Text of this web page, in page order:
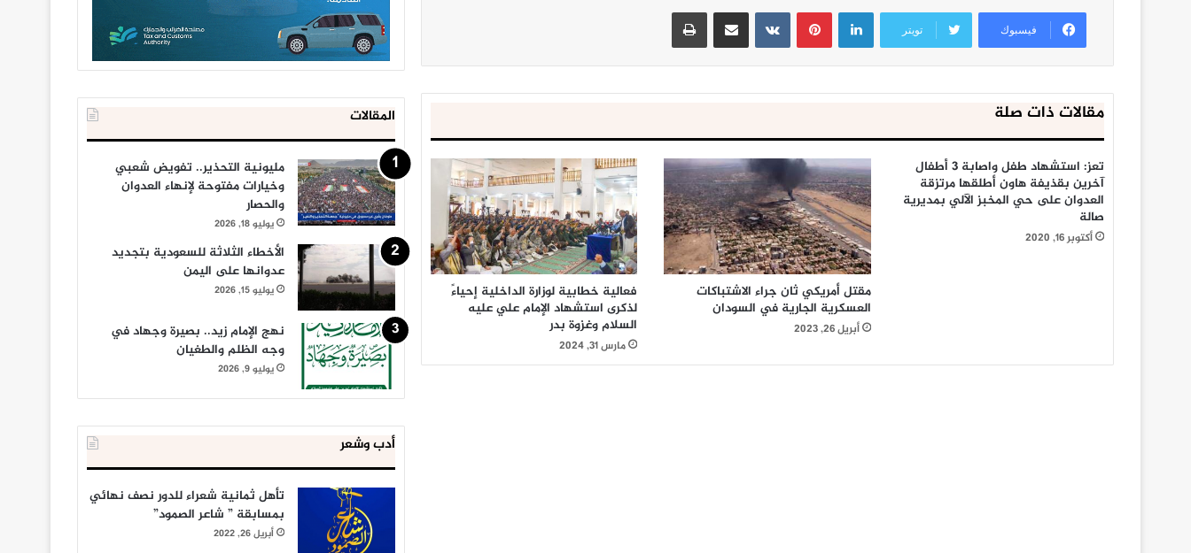
فيسبوك تويتر
لينكدإنبينتيريست مشاركة عبر البريد طباعة
مقالات ذات صلة
تعز: استشهاد طفل واصابة 3 أطفال
آخرين بقذيفة هاون أطلقها مرتزقة
العدوان على حي المخبز الآلي بمديرية
صالة
أكتوبر 16, 2020
مقتل أمريكي ثان جراء الاشتباكات
العسكرية الجارية في السودان
أبريل 26, 2023
فعالية خطابية لوزارة الداخلية إحياءً
لذكرى استشهاد الإمام علي عليه
السلام وغزوة بدر
مارس 31, 2024
المقالات
مليونية التحذير.. تفويض شعبي
وخيارات مفتوحة لإنهاء العدوان
والحصار
يوليو 18, 2026
الأخطاء الثلاثة للسعودية بتجديد
عدوانها على اليمن
يوليو 15, 2026
نهج الإمام زيد.. بصيرة وجهاد في
وجه الظلم والطغيان
يوليو 9, 2026
أدب وشعر
تأهل ثمانية شعراء للدور نصف نهائي
بمسابقة ” شاعر الصمود”
أبريل 26, 2022